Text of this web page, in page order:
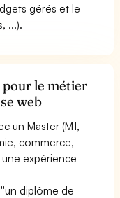
gérés et le
...).
le métier
web
un Master (M1,
commerce,
expérience
diplôme de